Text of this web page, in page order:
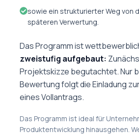
sowie ein strukturierter Weg von
späteren Verwertung.
Das Programm ist
zweistufig aufgebaut:
Projektskizze begutachtet. Nur
Bewertung folgt die Einladung
eines Vollantrags.
Das Programm ist ideal für
Produktentwicklung hinausgehen.